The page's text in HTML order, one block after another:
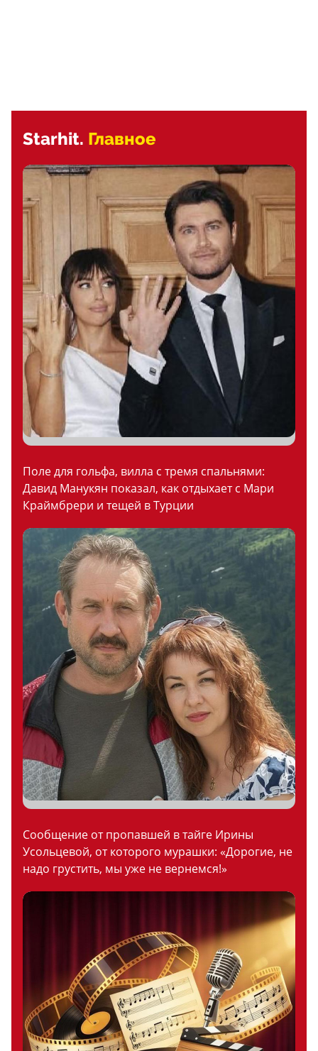
Starhit. Главное
Поле для гольфа, вилла с тремя спальнями:
Давид Манукян показал, как отдыхает с Мари
Краймбрери и тещей в Турции
Сообщение от пропавшей в тайге Ирины
Усольцевой, от которого мурашки: «Дорогие, не
надо грустить, мы уже не вернемся!»